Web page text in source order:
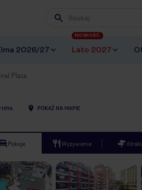
Wpisz frazę, której
2026/27 Lato 2027
NOWOŚĆ
Plaza
POKAŻ NA MAPIE
Pokoje Wyżywienie